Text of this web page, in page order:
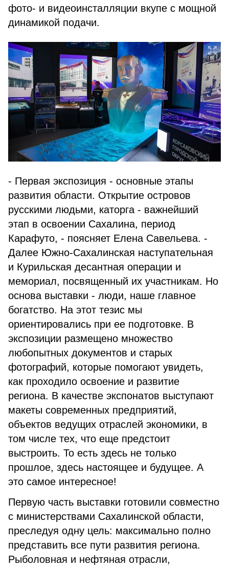
фото- и видеоинсталляции вкупе с мощной
динамикой подачи.
- Первая экспозиция - основные этапы
развития области. Открытие островов
русскими людьми, каторга - важнейший
этап в освоении Сахалина, период
Карафуто, - поясняет Елена Савельева. -
Далее Южно-Сахалинская наступательная
и Курильская десантная операции и
мемориал, посвященный их участникам. Но
основа выставки - люди, наше главное
богатство. На этот тезис мы
ориентировались при ее подготовке. В
экспозиции размещено множество
любопытных документов и старых
фотографий, которые помогают увидеть,
как проходило освоение и развитие
региона. В качестве экспонатов выступают
макеты современных предприятий,
объектов ведущих отраслей экономики, в
том числе тех, что еще предстоит
выстроить. То есть здесь не только
прошлое, здесь настоящее и будущее. А
это самое интересное!
Первую часть выставки готовили совместно
с министерствами Сахалинской области,
преследуя одну цель: максимально полно
представить все пути развития региона.
Рыболовная и нефтяная отрасли,